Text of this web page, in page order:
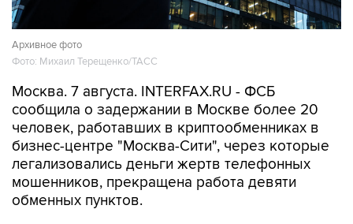
Архивное фото
Фото: Михаил Терещенко/ТАСС
Москва. 7 августа. INTERFAX.RU - ФСБ
сообщила о задержании в Москве более 20
человек, работавших в криптообменниках в
бизнес-центре "Москва-Сити", через которые
легализовались деньги жертв телефонных
мошенников, прекращена работа девяти
обменных пунктов.